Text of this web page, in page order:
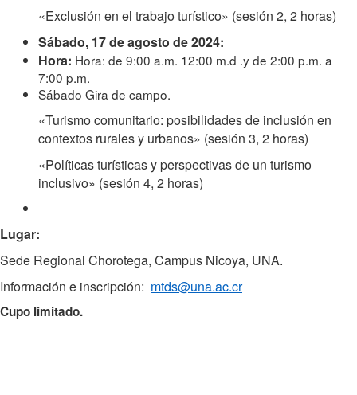
«Exclusión en el trabajo turístico» (sesión 2, 2 horas)
Sábado, 17 de agosto de 2024:
Hora: Hora: de 9:00 a.m. 12:00 m.d .y de 2:00 p.m. a
7:00 p.m.
Sábado Gira de campo.
«Turismo comunitario: posibilidades de inclusión en
contextos rurales y urbanos» (sesión 3, 2 horas)
«Políticas turísticas y perspectivas de un turismo
inclusivo» (sesión 4, 2 horas)
Lugar:
Sede Regional Chorotega, Campus Nicoya, UNA.
Información e inscripción: mtds@una.ac.cr
Cupo limitado.